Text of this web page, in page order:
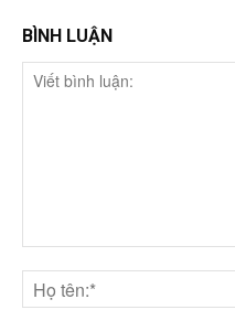
BÌNH LUẬN